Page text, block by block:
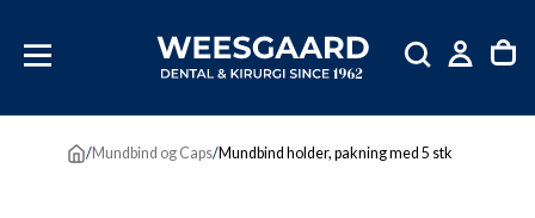
INDHOLD
/Mundbind og Caps/Mundbind holder, pakning med 5 stk